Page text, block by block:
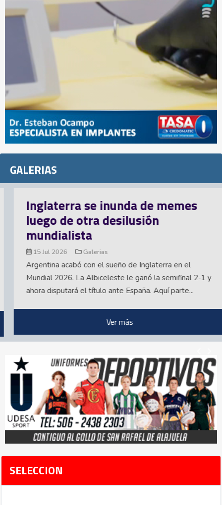
GALERIAS
Inglaterra se inunda de memes
luego de otra desilusión
mundialista
15 Jul 2026 Galerias
Argentina acabó con el sueño de Inglaterra en el
Mundial 2026. La Albiceleste le ganó la semifinal 2-1 y
ahora disputará el título ante España. Aquí parte...
Ver más
SELECCION